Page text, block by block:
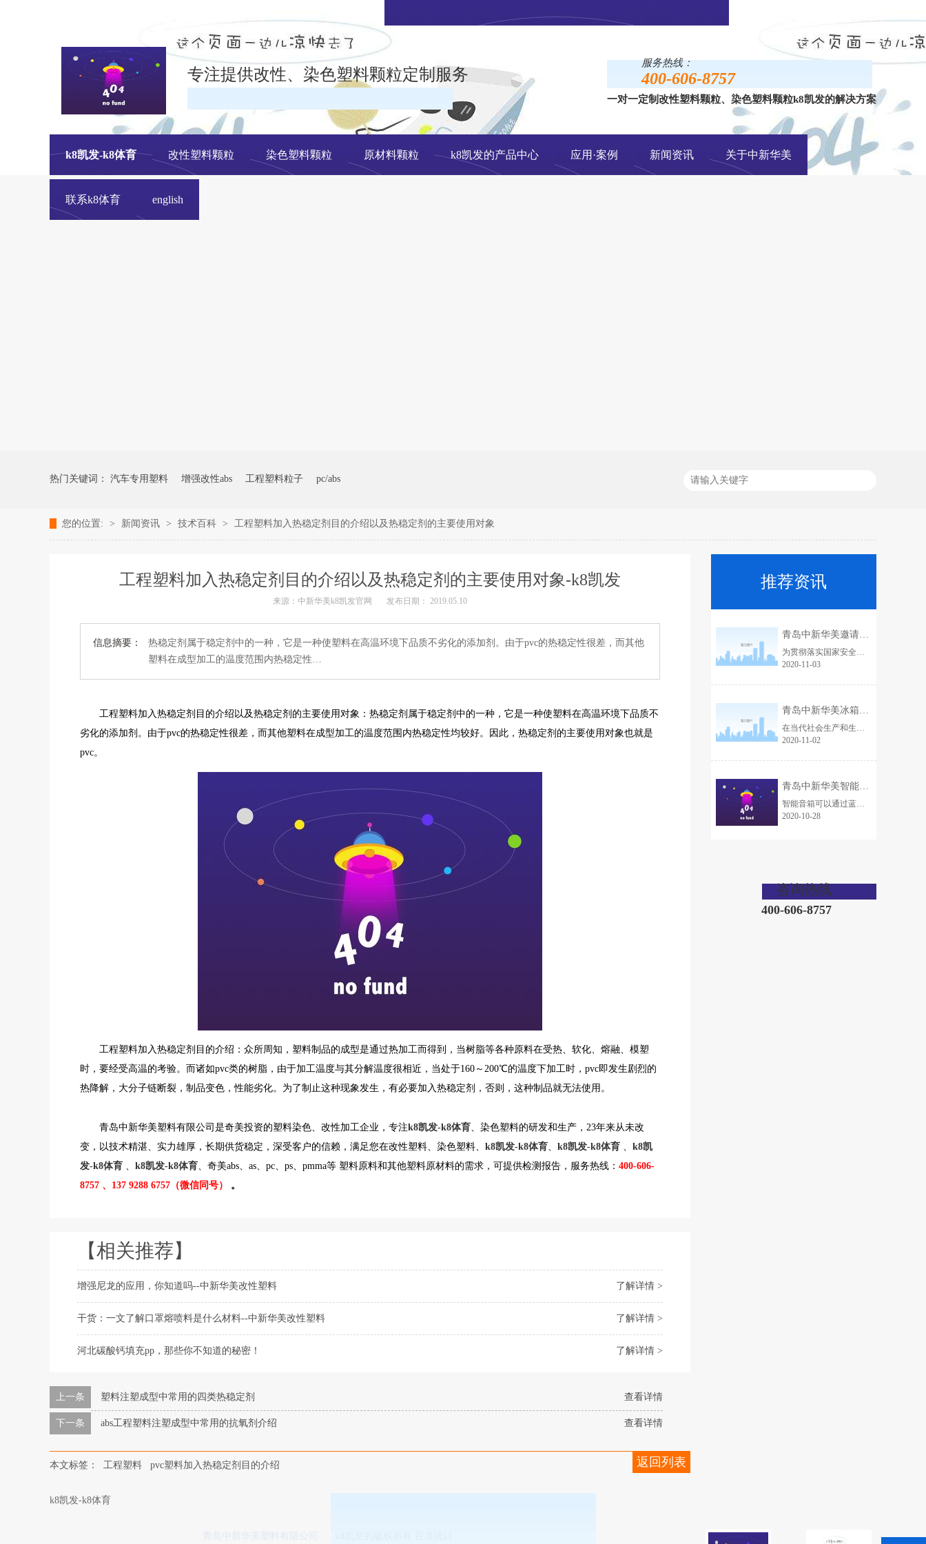
在线留言 手机网站
专注提供改性、染色塑料颗粒定制服务
服务热线：
400-606-8757
一对一定制改性塑料颗粒、染色塑料颗粒k8凯发的解决方案
k8凯发-k8体育 改性塑料颗粒 染色塑料颗粒 原材料颗粒 k8凯发的产品中心 应用·案例 新闻资讯 关于中新华美
联系k8体育 english
热门关键词： 汽车专用塑料 增强改性abs 工程塑料粒子 pc/abs
您的位置: > 新闻资讯 > 技术百科 > 工程塑料加入热稳定剂目的介绍以及热稳定剂的主要使用对象
工程塑料加入热稳定剂目的介绍以及热稳定剂的主要使用对象-k8凯发
来源：中新华美k8凯发官网 发布日期： 2019.05.10
信息摘要：
热稳定剂属于稳定剂中的一种，它是一种使塑料在高温环境下品质不劣化的添加剂。由于pvc的热稳定性很差，而其他
塑料在成型加工的温度范围内热稳定性…
工程塑料加入热稳定剂目的介绍以及热稳定剂的主要使用对象：热稳定剂属于稳定剂中的一种，它是一种使塑料在高温环境下品质不
劣化的添加剂。由于pvc的热稳定性很差，而其他塑料在成型加工的温度范围内热稳定性均较好。因此，热稳定剂的主要使用对象也就是
pvc。
工程塑料加入热稳定剂目的介绍 ：众所周知，塑料制品的成型是通过热加工而得到，当树脂等各种原料在受热、软化、熔融、模塑
时，要经受高温的考验。而诸如pvc类的树脂，由于加工温度与其分解温度很相近，当处于160～200℃的温度下加工时，pvc即发生剧烈的
热降解，大分子链断裂，制品变色，性能劣化。为了制止这种现象发生，有必要加入热稳定剂，否则，这种制品就无法使用。
青岛中新华美塑料有限公司是奇美投资的塑料染色、改性加工企业，专注k8凯发-k8体育、染色塑料的研发和生产，23年来从未改
变，以技术精湛、实力雄厚，长期供货稳定，深受客户的信赖，满足您在改性塑料、染色塑料、 k8凯发-k8体育、 k8凯发-k8体育 、 k8凯
发-k8体育 、 k8凯发-k8体育、奇美abs、as、pc、ps、pmma等 塑料原料和其他塑料原材料的需求，可提供检测报告，服务热线： 400-606-
8757 、137 9288 6757（微信同号）
。
【相关推荐】
了解详情 >
增强尼龙的应用，你知道吗--中新华美改性塑料
了解详情 >
干货：一文了解口罩熔喷料是什么材料--中新华美改性塑料
了解详情 >
河北碳酸钙填充pp，那些你不知道的秘密！
查看详情
上一条 塑料注塑成型中常用的四类热稳定剂
查看详情
下一条 abs工程塑料注塑成型中常用的抗氧剂介绍
返回列表
本文标签： 工程塑料 pvc塑料加入热稳定剂目的介绍
推荐资讯
青岛中新华美邀请市安全生产专家为企业安全生产“会诊”
为贯彻落实国家安全生产专项整治三年行动，进一步强化企业安全生产管理，夯实安全生产基础。10月31日，青岛中新华美塑料有限公司特聘请青岛市安全生产专家陈增礼陈老师，现场诊断，为我们企业安全生产问诊把脉。
2020-11-03
青岛中新华美冰箱内部接线盒专用材料，为安全护航！
在当代社会生产和生活当中，接线盒是现有电力设备和家庭装修中常用的电力链接辅助装置，起到保护内部电气件和链接电线的作用。接线盒在冰箱上应用普遍，接线盒使用材料的性能及使用寿命关乎着接线盒本身的质量，所以接线盒材料一直受到冰箱厂商的关注。冰箱接线盒使用什么材料好呢，这里为您推荐青岛中新华美无卤阻燃pp接线盒专用材料。
2020-11-02
青岛中新华美智能音箱外壳专用材料上线，音你而来！
智能音箱可以通过蓝牙、wifi等方式和手机进行链接，从而进行控制，同时，用户可以通过说话来和智能音箱实现互动。也正是因为这样的思考，青岛中新华美通过技术创新，在材料上钻研，研发出智能音箱外壳专用材料，助力ai公司、智能家居厂商及音频厂商改善智能音箱的音质。
2020-10-28
咨询热线
400-606-8757
k8凯发-k8体育
青岛中新华美塑料有限公司